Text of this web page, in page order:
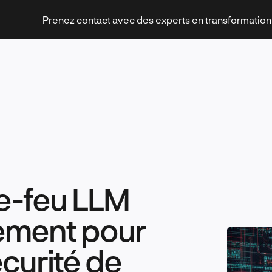
Prenez contact avec des experts en transformation
Technologies et innovation
Leadership et management
feu LLM
pour
de